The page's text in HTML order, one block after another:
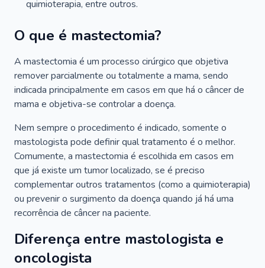
quimioterapia, entre outros.
O que é mastectomia?
A mastectomia é um processo cirúrgico que objetiva
remover parcialmente ou totalmente a mama, sendo
indicada principalmente em casos em que há o câncer de
mama e objetiva-se controlar a doença.
Nem sempre o procedimento é indicado, somente o
mastologista pode definir qual tratamento é o melhor.
Comumente, a mastectomia é escolhida em casos em
que já existe um tumor localizado, se é preciso
complementar outros tratamentos (como a quimioterapia)
ou prevenir o surgimento da doença quando já há uma
recorrência de câncer na paciente.
Diferença entre mastologista e
oncologista